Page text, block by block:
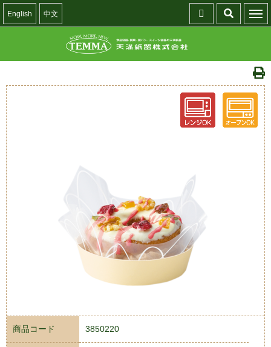
English 中文
商品コード 3850220